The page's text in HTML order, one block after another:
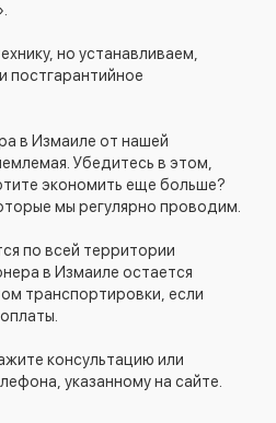
но устанавливаем,
постгарантийное
в Измаиле от нашей
Убедитесь в этом,
экономить еще больше?
мы регулярно проводим.
по всей территории
в Измаиле остается
транспортировки, если
консультацию или
указанному на сайте.